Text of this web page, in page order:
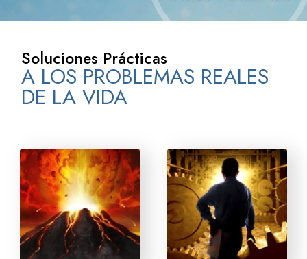
Soluciones Prácticas
A LOS PROBLEMAS REALES
DE LA VIDA